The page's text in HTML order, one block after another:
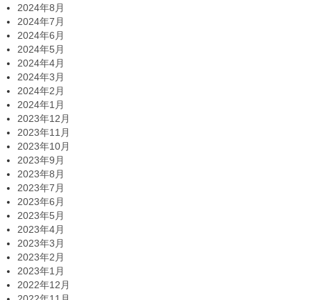
2024年8月
2024年7月
2024年6月
2024年5月
2024年4月
2024年3月
2024年2月
2024年1月
2023年12月
2023年11月
2023年10月
2023年9月
2023年8月
2023年7月
2023年6月
2023年5月
2023年4月
2023年3月
2023年2月
2023年1月
2022年12月